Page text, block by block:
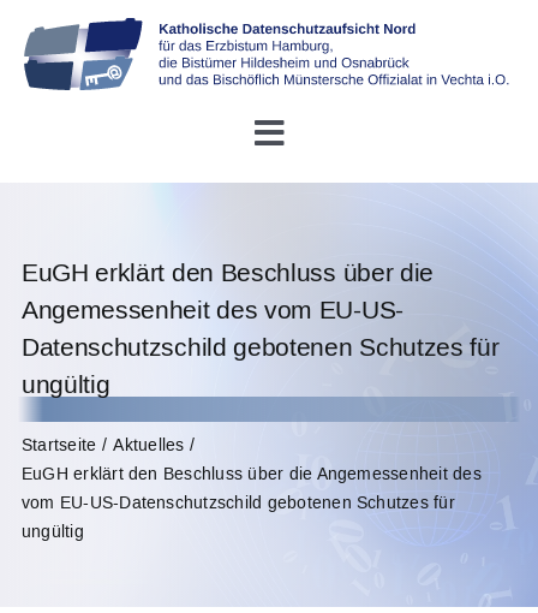
content
Toggle
Navigation
Über uns
Konferenz DDSB
Rechtliches
Infothek
EuGH erklärt den Beschluss über die
Angemessenheit des vom EU-US-
Datenschutzschild gebotenen Schutzes für
ungültig
Startseite
Aktuelles
EuGH erklärt den Beschluss über die Angemessenheit des
vom EU-US-Datenschutzschild gebotenen Schutzes für
ungültig